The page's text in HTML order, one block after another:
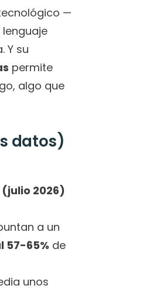
—
Y su
permite
algo que
datos)
(julio 2026)
57-65% de